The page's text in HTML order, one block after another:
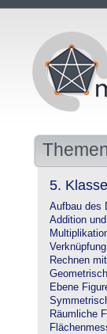
5. Klasse
Aufbau des
Addition
Rechnen
Ebene
Räumliche